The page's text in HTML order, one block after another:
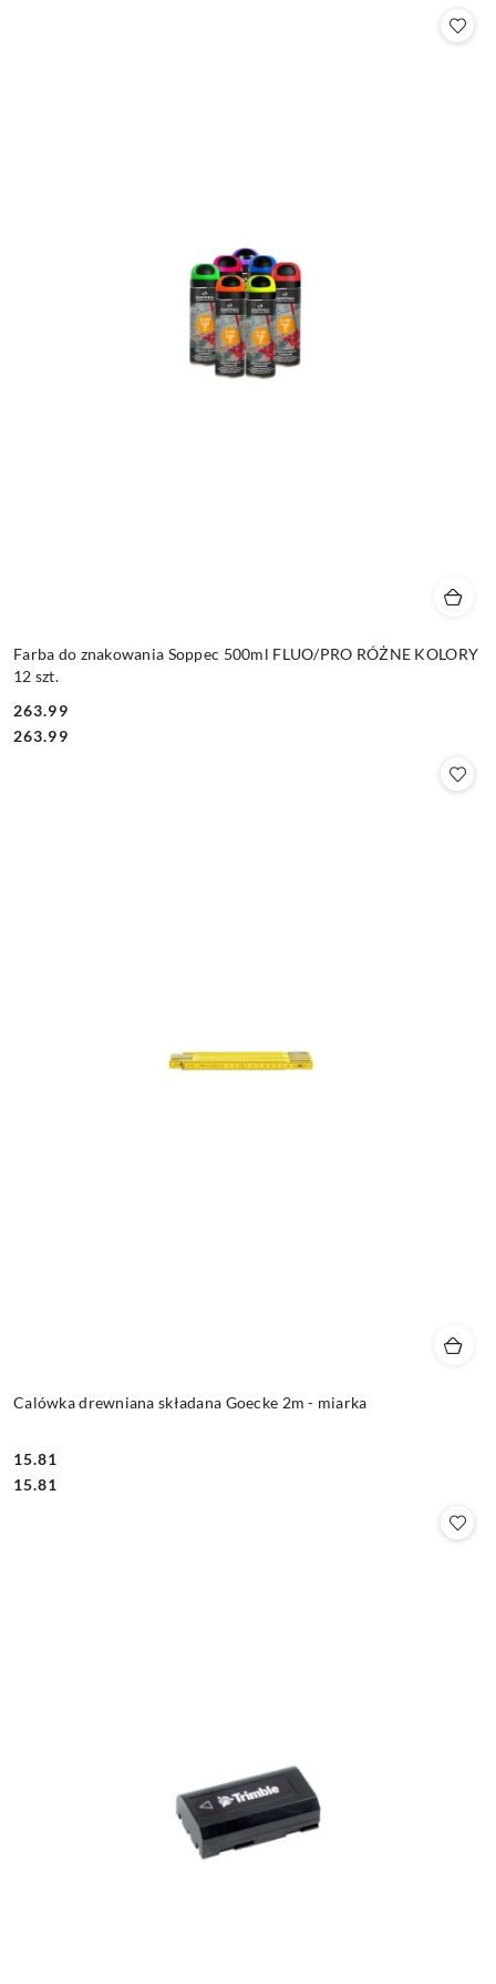
Farba do znakowania Soppec 500ml FLUO/PRO RÓŻNE KOLORY
12 szt.
Cena:
263.99
Cena:
263.99
Calówka drewniana składana Goecke 2m - miarka
Cena:
15.81
Cena:
15.81